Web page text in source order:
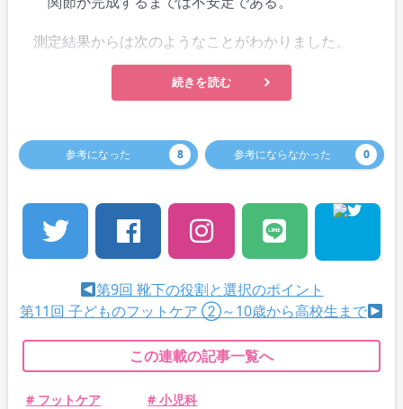
測定結果からは次のようなことがわかりました。
続きを読む
参考になった 8 参考にならなかった 0
第9回 靴下の役割と選択のポイント
第11回 子どものフットケア ②～10歳から高校生まで
この連載の記事一覧へ
# フットケア # 小児科